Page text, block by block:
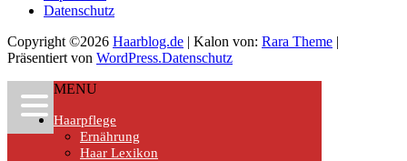
Datenschutz
Copyright ©2026 Haarblog.de | Kalon von: Rara Theme |
Präsentiert von WordPress.Datenschutz
MENU
Haarpflege
Ernährung
Haar Lexikon